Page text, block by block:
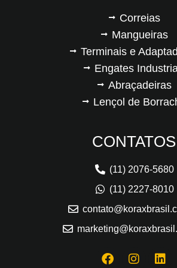
Correias
Mangueiras
Terminais e
Engates
Abraçadeiras
Lençol de
CONTATOS
(11) 2076-5680
(11) 2227-8010